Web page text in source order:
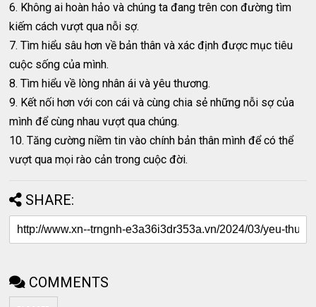
6. Không ai hoàn hảo và chúng ta đang trên con đường tìm
kiếm cách vượt qua nỗi sợ.
7. Tìm hiểu sâu hơn về bản thân và xác định được mục tiêu
cuộc sống của mình.
8. Tìm hiểu về lòng nhân ái và yêu thương.
9. Kết nối hơn với con cái và cùng chia sẻ những nỗi sợ của
mình để cùng nhau vượt qua chúng.
10. Tăng cường niềm tin vào chính bản thân mình để có thể
vượt qua mọi rào cản trong cuộc đời.
SHARE:
COMMENTS